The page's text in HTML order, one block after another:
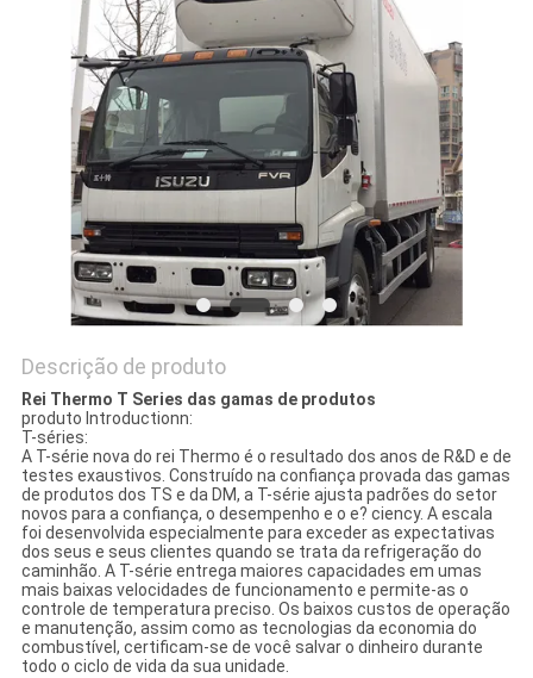
POLÍTICA
PRIVACIDADE
Descrição de produto
Rei Thermo T Series das gamas de produtos
produto Introductionn:
T-séries:
A T-série nova do rei Thermo é o resultado dos anos de R&D e de
testes exaustivos. Construído na confiança provada das gamas
de produtos dos TS e da DM, a T-série ajusta padrões do setor
novos para a confiança, o desempenho e o e? ciency. A escala
foi desenvolvida especialmente para exceder as expectativas
dos seus e seus clientes quando se trata da refrigeração do
caminhão. A T-série entrega maiores capacidades em umas
mais baixas velocidades de funcionamento e permite-as o
controle de temperatura preciso. Os baixos custos de operação
e manutenção, assim como as tecnologias da economia do
combustível, certificam-se de você salvar o dinheiro durante
todo o ciclo de vida da sua unidade.